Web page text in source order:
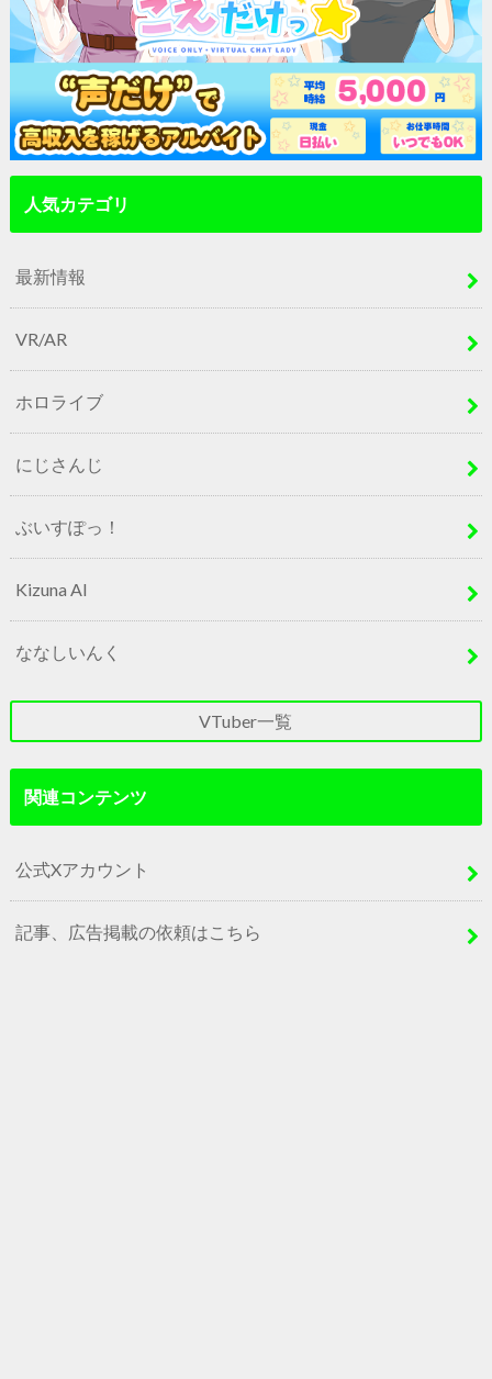
人気カテゴリ
最新情報
VR/AR
ホロライブ
にじさんじ
ぶいすぽっ！
Kizuna AI
ななしいんく
VTuber一覧
関連コンテンツ
公式Xアカウント
記事、広告掲載の依頼はこちら